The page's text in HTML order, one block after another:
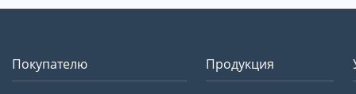
Покупателю Продукция